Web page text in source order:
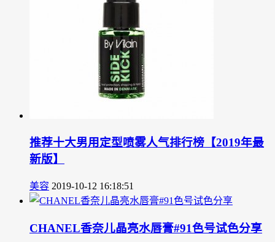
推荐十大男用定型喷雾人气排行榜【2019年最
新版】
美容 2019-10-12 16:18:51
CHANEL香奈儿晶亮水唇膏#91色号试色分享